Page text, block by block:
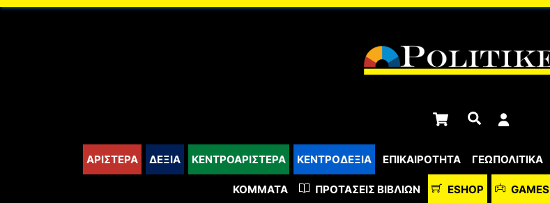
content
Cart Αναζήτηση
ΑΡΙΣΤΕΡΑ ΔΕΞΙΑ ΚΕΝΤΡΟΑΡΙΣΤΕΡΑ ΚΕΝΤΡΟΔΕΞΙΑ ΕΠΙΚΑΙΡΟΤΗΤΑ ΓΕΩΠΟΛΙΤΙΚΑ
ΚΌΜΜΑΤΑ ΠΡΟΤΆΣΕΙΣ ΒΙΒΛΊΩΝ ESHOP GAMES